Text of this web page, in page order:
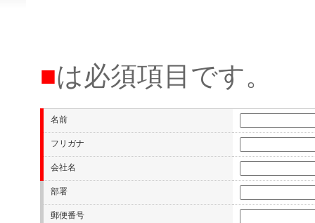
■は必須項目です。
名前
フリガナ
会社名
部署
郵便番号